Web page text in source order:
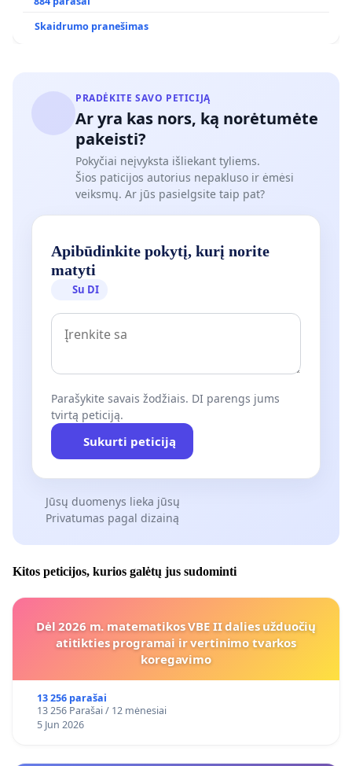
ŽELDYNŲ FUNKCIJAI
Skaidrumo pranešimas
PRADĖKITE SAVO PETICIJĄ
Ar yra kas nors, ką norėtumėte
pakeisti?
Pokyčiai neįvyksta išliekant tyliems.
Šios paticijos autorius nepakluso ir ėmėsi
veiksmų. Ar jūs pasielgsite taip pat?
Apibūdinkite pokytį, kurį norite
matyti
Su DI
Parašykite savais žodžiais. DI parengs jums
tvirtą peticiją.
Sukurti peticiją
Jūsų duomenys lieka jūsų
Privatumas pagal dizainą
Kitos peticijos, kurios galėtų jus sudominti
Dėl 2026 m. matematikos VBE II dalies užduočių
atitikties programai ir vertinimo tvarkos
koregavimo
13 256 parašai
13 256 Parašai / 12 mėnesiai
5 Jun 2026